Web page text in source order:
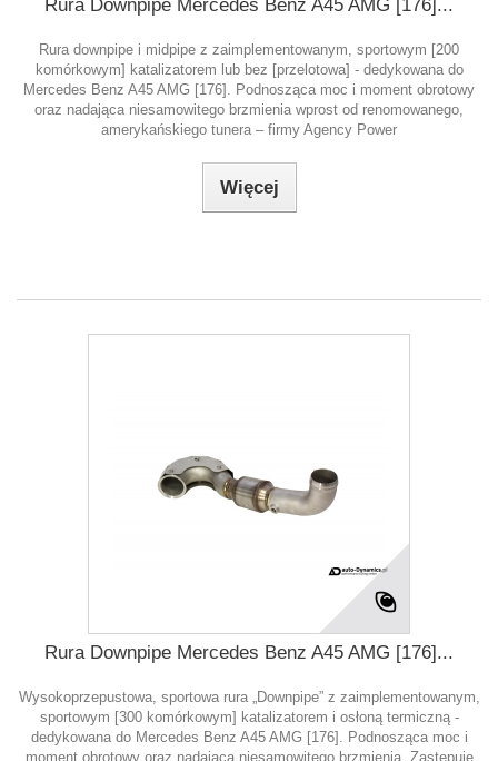
Rura Downpipe Mercedes Benz A45 AMG [176]...
Rura downpipe i midpipe z zaimplementowanym, sportowym [200
komórkowym] katalizatorem lub bez [przelotowa] - dedykowana do
Mercedes Benz A45 AMG [176]. Podnosząca moc i moment obrotowy
oraz nadająca niesamowitego brzmienia wprost od renomowanego,
amerykańskiego tunera – firmy Agency Power
Więcej
Rura Downpipe Mercedes Benz A45 AMG [176]...
Wysokoprzepustowa, sportowa rura „Downpipe” z zaimplementowanym,
sportowym [300 komórkowym] katalizatorem i osłoną termiczną -
dedykowana do Mercedes Benz A45 AMG [176]. Podnosząca moc i
moment obrotowy oraz nadająca niesamowitego brzmienia. Zastępuje